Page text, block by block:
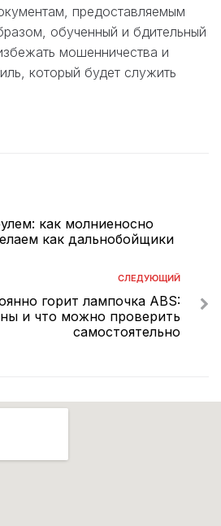
предоставляемым
обученный и бдительный
мошенничества и
который будет служить
как молниеносно
как дальнобойщики
СЛЕДУЮЩИЙ
горит лампочка ABS:
и что можно проверить
самостоятельно